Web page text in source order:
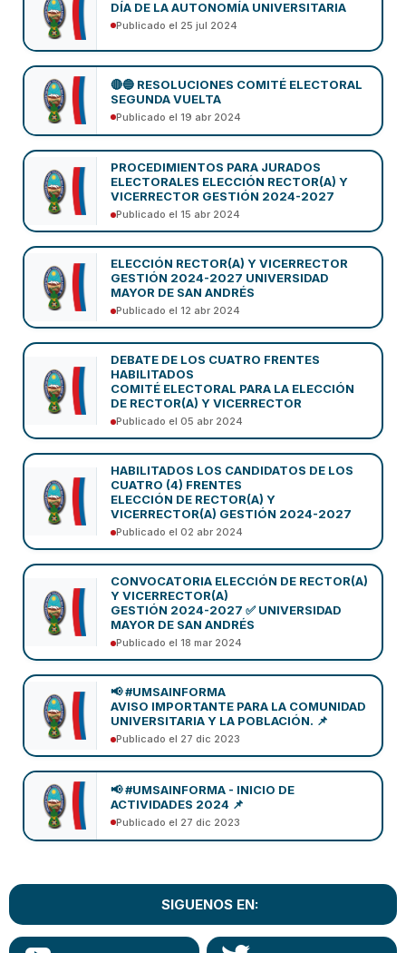
DÍA DE LA AUTONOMÍA UNIVERSITARIA
Publicado el 25 jul 2024
🔴🔵 RESOLUCIONES COMITÉ ELECTORAL
SEGUNDA VUELTA
Publicado el 19 abr 2024
PROCEDIMIENTOS PARA JURADOS
ELECTORALES ELECCIÓN RECTOR(A) Y
VICERRECTOR GESTIÓN 2024-2027
Publicado el 15 abr 2024
ELECCIÓN RECTOR(A) Y VICERRECTOR
GESTIÓN 2024-2027 UNIVERSIDAD
MAYOR DE SAN ANDRÉS
Publicado el 12 abr 2024
DEBATE DE LOS CUATRO FRENTES
HABILITADOS
COMITÉ ELECTORAL PARA LA ELECCIÓN
DE RECTOR(A) Y VICERRECTOR
Publicado el 05 abr 2024
HABILITADOS LOS CANDIDATOS DE LOS
CUATRO (4) FRENTES
ELECCIÓN DE RECTOR(A) Y
VICERRECTOR(A) GESTIÓN 2024-2027
Publicado el 02 abr 2024
CONVOCATORIA ELECCIÓN DE RECTOR(A)
Y VICERRECTOR(A)
GESTIÓN 2024-2027 ✅ UNIVERSIDAD
MAYOR DE SAN ANDRÉS
Publicado el 18 mar 2024
📢 #UMSAINFORMA
AVISO IMPORTANTE PARA LA COMUNIDAD
UNIVERSITARIA Y LA POBLACIÓN. 📌
Publicado el 27 dic 2023
📢 #UMSAINFORMA - INICIO DE
ACTIVIDADES 2024 📌
Publicado el 27 dic 2023
SIGUENOS EN: